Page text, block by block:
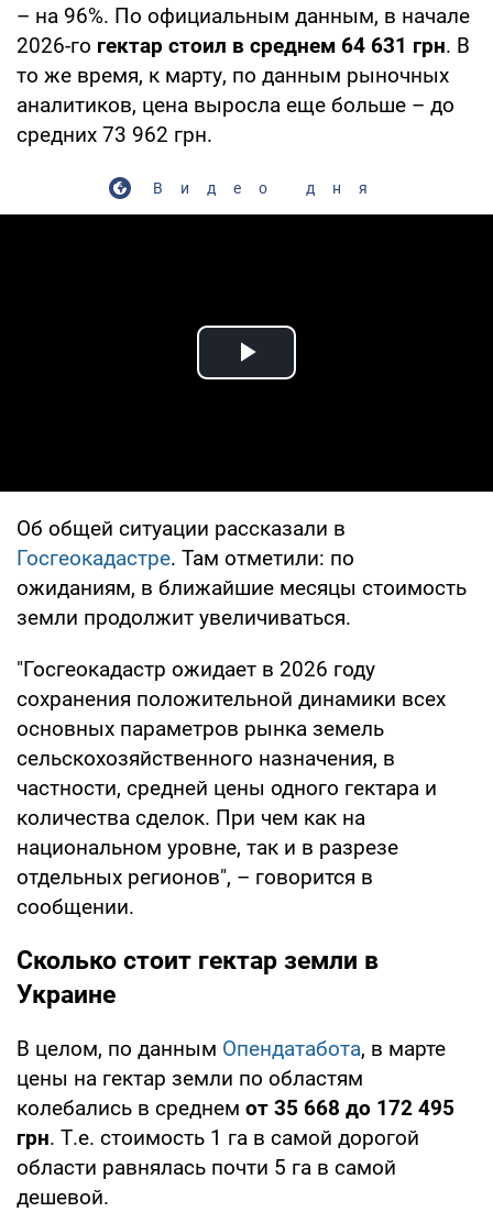
– на 96%. По официальным данным, в начале
2026-го гектар стоил в среднем 64 631 грн. В
то же время, к марту, по данным рыночных
аналитиков, цена выросла еще больше – до
средних 73 962 грн.
Видео дня
Play Video
Об общей ситуации рассказали в
Госгеокадастре. Там отметили: по
ожиданиям, в ближайшие месяцы стоимость
земли продолжит увеличиваться.
"Госгеокадастр ожидает в 2026 году
сохранения положительной динамики всех
основных параметров рынка земель
сельскохозяйственного назначения, в
частности, средней цены одного гектара и
количества сделок. При чем как на
национальном уровне, так и в разрезе
отдельных регионов", – говорится в
сообщении.
Сколько стоит гектар земли в
Украине
В целом, по данным Опендатабота, в марте
цены на гектар земли по областям
колебались в среднем от 35 668 до 172 495
грн. Т.е. стоимость 1 га в самой дорогой
области равнялась почти 5 га в самой
дешевой.